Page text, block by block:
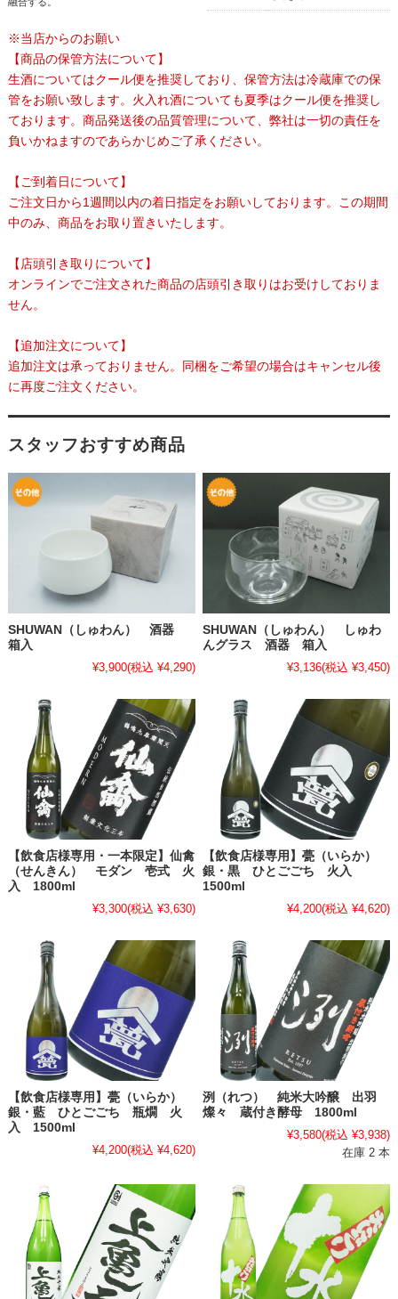
※当店からのお願い
【商品の保管方法について】
生酒についてはクール便を推奨しており、保管方法は冷蔵庫での保
管をお願い致します。火入れ酒についても夏季はクール便を推奨し
ております。商品発送後の品質管理について、弊社は一切の責任を
負いかねますのであらかじめご了承ください。
【ご到着日について】
ご注文日から1週間以内の着日指定をお願いしております。この期間
中のみ、商品をお取り置きいたします。
【店頭引き取りについて】
オンラインでご注文された商品の店頭引き取りはお受けしておりま
せん。
【追加注文について】
追加注文は承っておりません。同梱をご希望の場合はキャンセル後
に再度ご注文ください。
スタッフおすすめ商品
SHUWAN（しゅわん） 酒器
箱入
¥3,900(税込 ¥4,290)
SHUWAN（しゅわん） しゅわ
んグラス 酒器 箱入
¥3,136(税込 ¥3,450)
【飲食店様専用・一本限定】仙禽
（せんきん） モダン 壱式 火
入 1800ml
¥3,300(税込 ¥3,630)
【飲食店様専用】甍（いらか）
銀・黒 ひとごごち 火入
1500ml
¥4,200(税込 ¥4,620)
【飲食店様専用】甍（いらか）
銀・藍 ひとごごち 瓶燗 火
入 1500ml
¥4,200(税込 ¥4,620)
洌（れつ） 純米大吟醸 出羽
燦々 蔵付き酵母 1800ml
¥3,580(税込 ¥3,938)
在庫 2 本